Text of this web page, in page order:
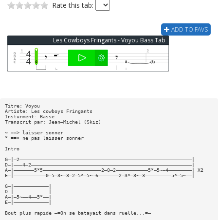
Rate this tab:
ADD TO FAVS
Les Cowboys Fringants - Voyou Bass Tab
Titre: Voyou
Artiste: Les cowboys Fringants
Insturment: Basse
Transcrit par: Jean—Michel (Skiz)
~ ==> laisser sonner
* ==> ne pas laisser sonner
Intro
G—|—2———————————————————————————————————————————————————————————|
D—|———4—2———————————————————————————————————————————————————————|
A—|———————5*5————————————————————2—0—2———————————5*—5~—4————————| X2
E—|———————————0—5—3~—3—2—5*—5~—6———————2—3*—3~—3—————————5*—5~——|
G—|————————————|
D—|————————————|
A—|—5~——4——5*——|
E—|————————————|
Bout plus rapide —=On se batayait dans ruelle...=—